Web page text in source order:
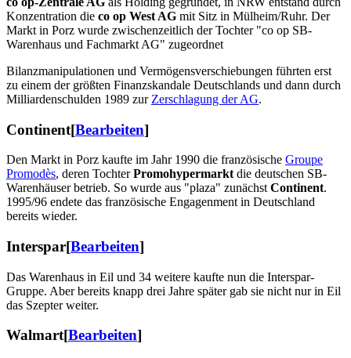
Konzentration die co op West AG mit Sitz in Mülheim/Ruhr. Der
Markt in Porz wurde zwischenzeitlich der Tochter "co op SB-
Warenhaus und Fachmarkt AG" zugeordnet
Bilanzmanipulationen und Vermögensverschiebungen führten erst
zu einem der größten Finanzskandale Deutschlands und dann durch
Milliardenschulden 1989 zur Zerschlagung der AG.
Continent[Bearbeiten]
Den Markt in Porz kaufte im Jahr 1990 die französische Groupe
Promodès, deren TochterPromohypermarkt die deutschen SB-
Warenhäuser betrieb. So wurde aus "plaza" zunächst Continent.
1995/96 endete das französische Engagenment in Deutschland
bereits wieder.
Interspar[Bearbeiten]
Das Warenhaus in Eil und 34 weitere kaufte nun die Interspar-
Gruppe. Aber bereits knapp drei Jahre später gab sie nicht nur in Eil
das Szepter weiter.
Walmart[Bearbeiten]